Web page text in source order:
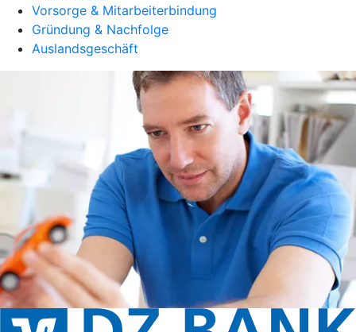
Vorsorge & Mitarbeiterbindung
Gründung & Nachfolge
Auslandsgeschäft